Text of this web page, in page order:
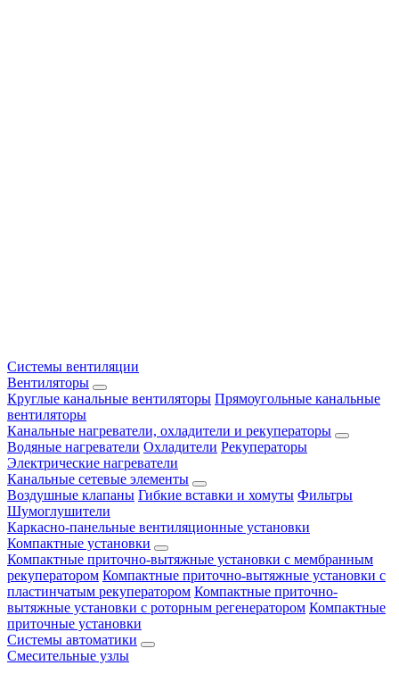
Системы вентиляции
Вентиляторы
Круглые канальные вентиляторы Прямоугольные канальные
вентиляторы
Канальные нагреватели, охладители и рекуператоры
Водяные нагреватели Охладители Рекуператоры
Электрические нагреватели
Канальные сетевые элементы
Воздушные клапаны Гибкие вставки и хомуты Фильтры
Шумоглушители
Каркасно-панельные вентиляционные установки
Компактные установки
Компактные приточно-вытяжные установки с мембранным
рекуператором Компактные приточно-вытяжные установки с
пластинчатым рекуператором Компактные приточно-
вытяжные установки с роторным регенератором Компактные
приточные установки
Системы автоматики
Смесительные узлы